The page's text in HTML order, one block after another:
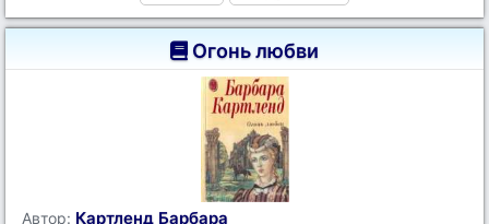
Огонь любви
Автор: Картленд Барбара